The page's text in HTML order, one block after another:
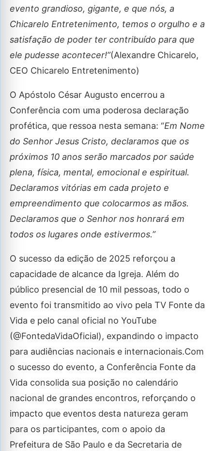
evento grandioso, gigante, e que nós, a
Chicarelo Entretenimento, temos o orgulho e a
satisfação de poder ter contribuído para que
ele pudesse acontecer!”(Alexandre Chicarelo,
CEO Chicarelo Entretenimento)
O Apóstolo César Augusto encerrou a
Conferência com uma poderosa declaração
profética, que ressoa nesta semana: “Em Nome
do Senhor Jesus Cristo, declaramos que os
próximos 10 anos serão marcados por saúde
plena, física, mental, emocional e espiritual.
Declaramos vitórias em cada projeto e
empreendimento que colocarmos as mãos.
Declaramos que o Senhor nos honrará em
todos os lugares onde estivermos.”
O sucesso da edição de 2025 reforçou a
capacidade de alcance da Igreja. Além do
público presencial de 10 mil pessoas, todo o
evento foi transmitido ao vivo pela TV Fonte da
Vida e pelo canal oficial no YouTube
(@FontedaVidaOficial), expandindo o impacto
para audiências nacionais e internacionais.Com
o sucesso do evento, a Conferência Fonte da
Vida consolida sua posição no calendário
nacional de grandes encontros, reforçando o
impacto que eventos desta natureza geram
para os participantes, com o apoio da
Prefeitura de São Paulo e da Secretaria de